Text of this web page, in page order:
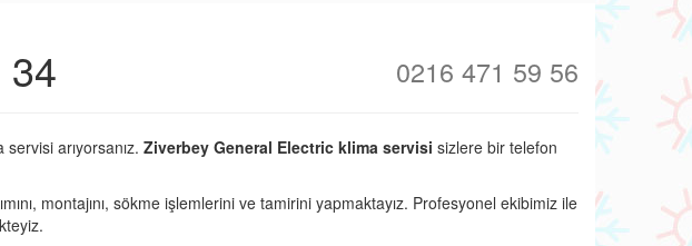
0216 471 59 56
arıyorsanız. Ziverbey General Electric klima servisi sizlere bir telefon
montajını, sökme işlemlerini ve tamirini yapmaktayız. Profesyonel ekibimiz ile